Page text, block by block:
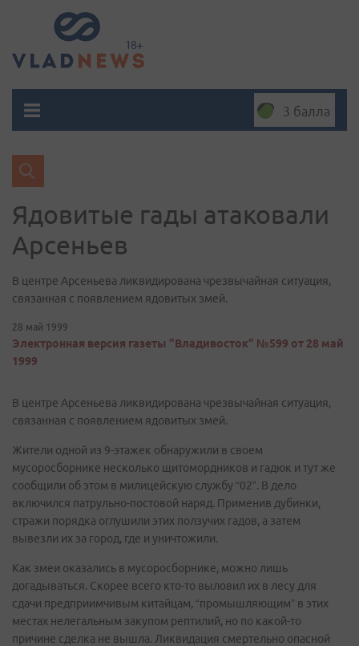
3 балла
Ядовитые гады атаковали
Арсеньев
В центре Арсеньева ликвидирована чрезвычайная ситуация,
связанная с появлением ядовитых змей.
28 май 1999
Электронная версия газеты "Владивосток" №599 от 28 май
1999
В центре Арсеньева ликвидирована чрезвычайная ситуация,
связанная с появлением ядовитых змей.
Жители одной из 9-этажек обнаружили в своем
мусоросборнике несколько щитомордников и гадюк и тут же
сообщили об этом в милицейскую службу “02”. В дело
включился патрульно-постовой наряд. Применив дубинки,
стражи порядка оглушили этих ползучих гадов, а затем
вывезли их за город, где и уничтожили.
Как змеи оказались в мусоросборнике, можно лишь
догадываться. Скорее всего кто-то выловил их в лесу для
сдачи предприимчивым китайцам, “промышляющим” в этих
местах нелегальным закупом рептилий, но по какой-то
причине сделка не вышла. Ликвидация смертельно опасной